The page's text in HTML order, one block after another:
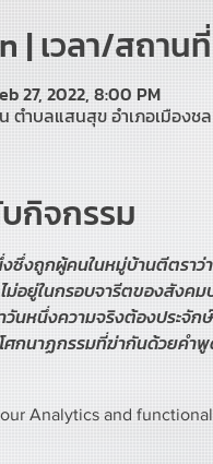
| เวลา/สถานที่
27, 2022, 8:00 PM
ตำบลแสนสุข อำเภอเมืองช
กิจกรรม
งถูกผู้คนในหมู่บ้านตีตราว่
ไม่อยู่ในกรอบจารีตของสั
วันหนึ่งความจริงต้องประจั
โศกนาฏกรรมที่ฆ่ากันด้วย
Analytics and